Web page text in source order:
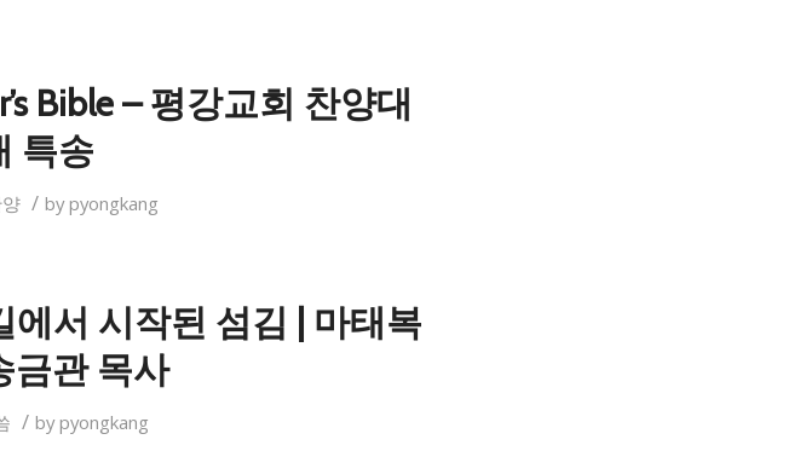
Bible – 평강교회 찬양대
특송
/ bypyongkang
서 시작된 섬김 | 마태복
금관 목사
/ bypyongkang